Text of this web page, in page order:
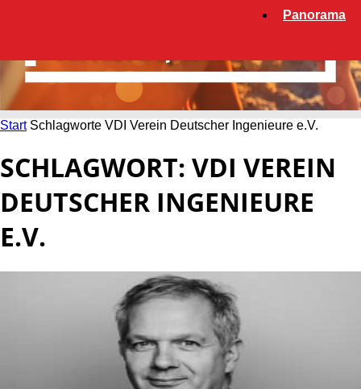
Panorama
Start Schlagworte VDI Verein Deutscher Ingenieure e.V.
SCHLAGWORT: VDI VEREIN
DEUTSCHER INGENIEURE
E.V.